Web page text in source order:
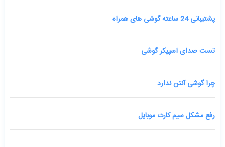
پشتیبانی 24 ساعته گوشی های همراه
تست صدای اسپیکر گوشی
چرا گوشی آنتن ندارد
رفع مشکل سیم کارت موبایل